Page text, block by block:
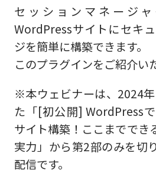
セッションマネージャ
WordPressサイトにセキ
ジを簡単に構築できます。
このプラグインをご紹介い
※本ウェビナーは、2024
た「[初公開] WordPress
サイト構築！ここまででき
実力​」から第2部のみを切
配信です。